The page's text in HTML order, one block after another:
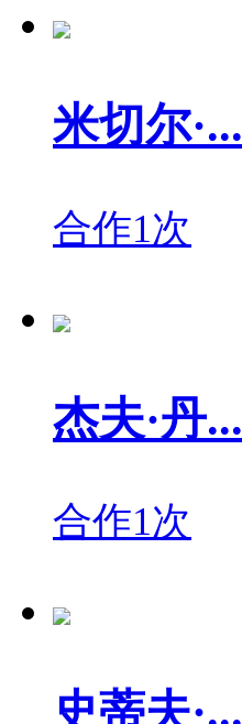
米切尔·...
合作1次
杰夫·丹...
合作1次
史蒂夫·...